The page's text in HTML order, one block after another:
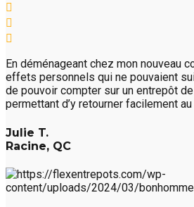
En déménageant chez mon nouveau
effets personnels qui ne pouvaient
de pouvoir compter sur un entrepôt
permettant d’y retourner facilement
Julie T.
Racine, QC